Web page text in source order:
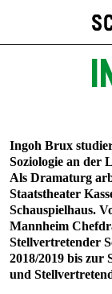
Ingoh Brux
Soziologie an der
Als Dramaturg
Staatstheater
Schauspielhaus.
Mannheim
Stellvertretender
2018/2019 bis zur
und